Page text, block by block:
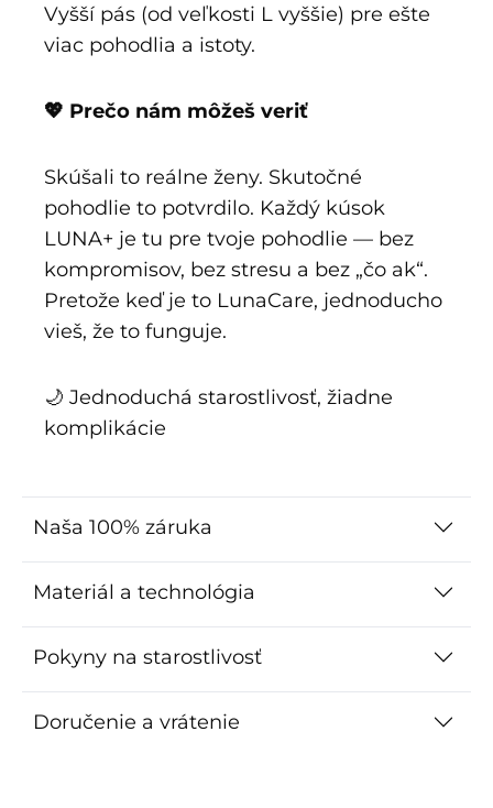
Vyšší pás (od veľkosti L vyššie) pre ešte
viac pohodlia a istoty.
💖 Prečo nám môžeš veriť
Skúšali to reálne ženy. Skutočné
pohodlie to potvrdilo. Každý kúsok
LUNA+ je tu pre tvoje pohodlie — bez
kompromisov, bez stresu a bez „čo ak“.
Pretože keď je to LunaCare, jednoducho
vieš, že to funguje.
🌙 Jednoduchá starostlivosť, žiadne
komplikácie
Naša 100% záruka
Materiál a technológia
Pokyny na starostlivosť
Doručenie a vrátenie